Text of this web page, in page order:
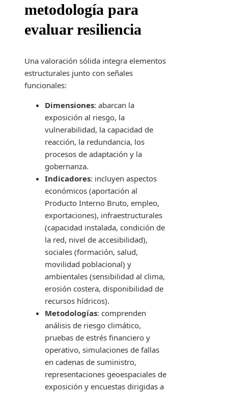
metodología para
evaluar resiliencia
Una valoración sólida integra elementos
estructurales junto con señales
funcionales:
Dimensiones: abarcan la
exposición al riesgo, la
vulnerabilidad, la capacidad de
reacción, la redundancia, los
procesos de adaptación y la
gobernanza.
Indicadores: incluyen aspectos
económicos (aportación al
Producto Interno Bruto, empleo,
exportaciones), infraestructurales
(capacidad instalada, condición de
la red, nivel de accesibilidad),
sociales (formación, salud,
movilidad poblacional) y
ambientales (sensibilidad al clima,
erosión costera, disponibilidad de
recursos hídricos).
Metodologías: comprenden
análisis de riesgo climático,
pruebas de estrés financiero y
operativo, simulaciones de fallas
en cadenas de suministro,
representaciones geoespaciales de
exposición y encuestas dirigidas a